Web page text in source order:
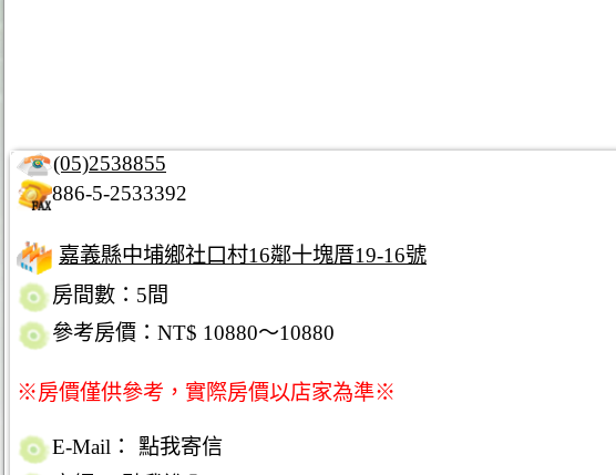
(05)2538855
886-5-2533392
嘉義縣中埔鄉社口村16鄰十塊厝19-16號
房間數：5間
參考房價：NT$ 10880～10880
※房價僅供參考，實際房價以店家為準※
E-Mail：
點我寄信